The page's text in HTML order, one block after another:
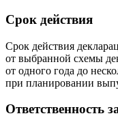
Срок действия
Срок действия
от выбранной схемы
от одного года до
при планировании
Ответственность